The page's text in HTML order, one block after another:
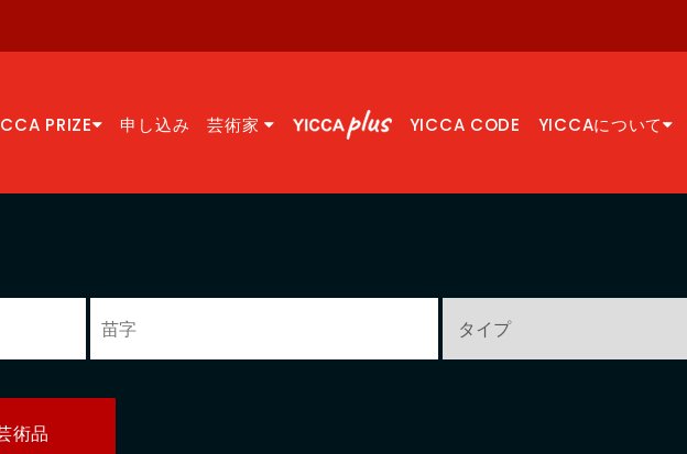
PRIZE 申し込み 芸術家 YICCA CODE YICCAについて
術品